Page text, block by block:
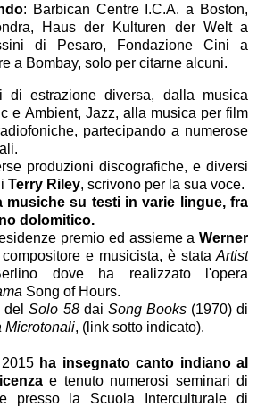
: Barbican Centre I.C.A. a Boston,
Haus der Kulturen der Welt a
di Pesaro, Fondazione Cini a
a Bombay, solo per citarne alcuni.
di estrazione diversa, dalla musica
e Ambient, Jazz, alla musica per film
partecipando a numerose
produzioni discografiche, e diversi
Terry Riley, scrivono per la sua voce.
musiche su testiin varie lingue, fra
dolomitico.
premio ed assieme a Werner
e musicista, è stata Artist
dove ha realizzato l'opera
Song of Hours.
delSolo 58dai Song Books(1970) di
Microtonali, (link sotto indicato).
ha insegnato canto indiano al
e tenuto numerosi seminari di
presso la Scuola Interculturale di